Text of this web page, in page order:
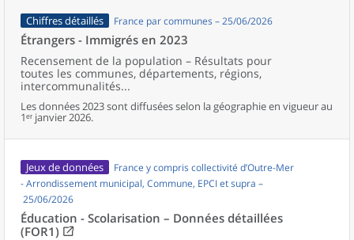
Chiffres détaillés France par communes – 25/06/2026
Étrangers - Immigrés en 2023
Recensement de la population – Résultats pour
toutes les communes, départements, régions,
intercommunalités...
Les données 2023 sont diffusées selon la géographie en vigueur au
1ᵉʳ janvier 2026.
Jeux de données
France y compris collectivité d’Outre-Mer
- Arrondissement municipal, Commune, EPCI et supra –
25/06/2026
Éducation - Scolarisation – Données détaillées
(FOR1)